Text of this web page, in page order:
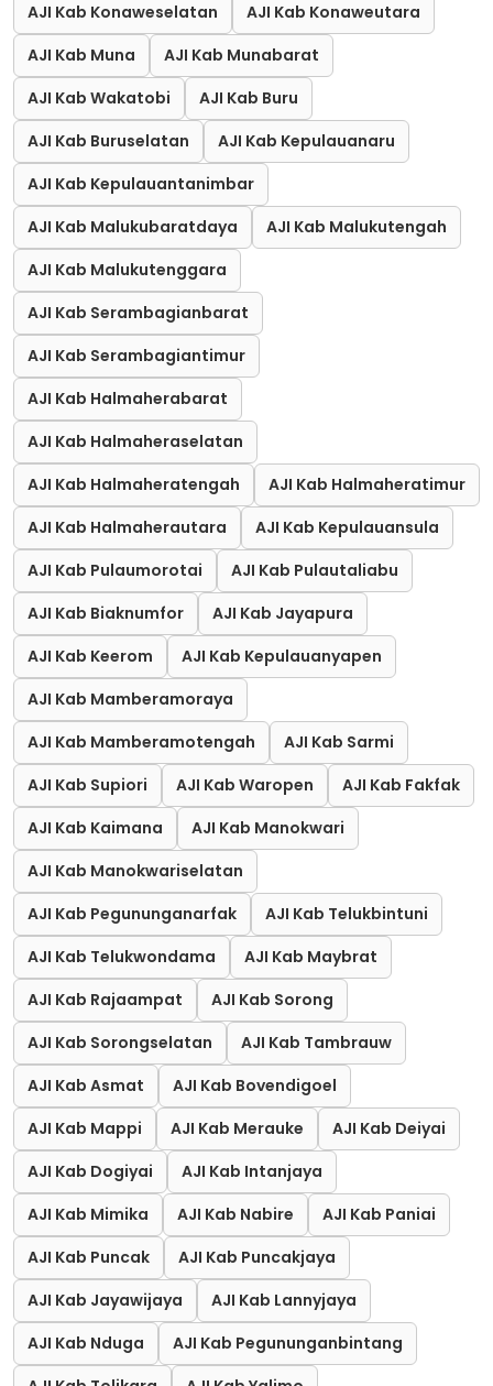
AJI Kab Konaweselatan
AJI Kab Konaweutara
AJI Kab Muna
AJI Kab Munabarat
AJI Kab Wakatobi
AJI Kab Buru
AJI Kab Buruselatan
AJI Kab Kepulauanaru
AJI Kab Kepulauantanimbar
AJI Kab Malukubaratdaya
AJI Kab Malukutengah
AJI Kab Malukutenggara
AJI Kab Serambagianbarat
AJI Kab Serambagiantimur
AJI Kab Halmaherabarat
AJI Kab Halmaheraselatan
AJI Kab Halmaheratengah
AJI Kab Halmaheratimur
AJI Kab Halmaherautara
AJI Kab Kepulauansula
AJI Kab Pulaumorotai
AJI Kab Pulautaliabu
AJI Kab Biaknumfor
AJI Kab Jayapura
AJI Kab Keerom
AJI Kab Kepulauanyapen
AJI Kab Mamberamoraya
AJI Kab Mamberamotengah
AJI Kab Sarmi
AJI Kab Supiori
AJI Kab Waropen
AJI Kab Fakfak
AJI Kab Kaimana
AJI Kab Manokwari
AJI Kab Manokwariselatan
AJI Kab Pegununganarfak
AJI Kab Telukbintuni
AJI Kab Telukwondama
AJI Kab Maybrat
AJI Kab Rajaampat
AJI Kab Sorong
AJI Kab Sorongselatan
AJI Kab Tambrauw
AJI Kab Asmat
AJI Kab Bovendigoel
AJI Kab Mappi
AJI Kab Merauke
AJI Kab Deiyai
AJI Kab Dogiyai
AJI Kab Intanjaya
AJI Kab Mimika
AJI Kab Nabire
AJI Kab Paniai
AJI Kab Puncak
AJI Kab Puncakjaya
AJI Kab Jayawijaya
AJI Kab Lannyjaya
AJI Kab Nduga
AJI Kab Pegununganbintang